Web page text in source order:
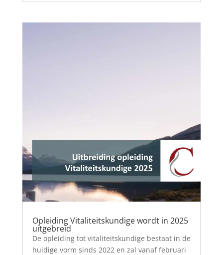
Opleiding Vitaliteitskundige wordt in 2025
uitgebreid
De opleiding tot vitaliteitskundige bestaat in de
huidige vorm sinds 2022 en zal vanaf februari